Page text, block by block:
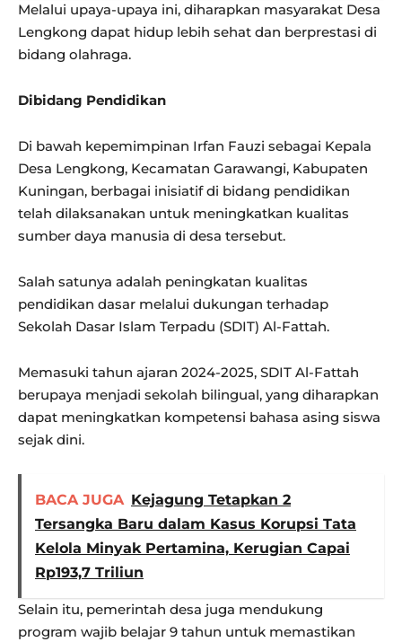
Melalui upaya-upaya ini, diharapkan masyarakat Desa
Lengkong dapat hidup lebih sehat dan berprestasi di
bidang olahraga.
Dibidang Pendidikan
Di bawah kepemimpinan Irfan Fauzi sebagai Kepala
Desa Lengkong, Kecamatan Garawangi, Kabupaten
Kuningan, berbagai inisiatif di bidang pendidikan
telah dilaksanakan untuk meningkatkan kualitas
sumber daya manusia di desa tersebut.
Salah satunya adalah peningkatan kualitas
pendidikan dasar melalui dukungan terhadap
Sekolah Dasar Islam Terpadu (SDIT) Al-Fattah.
Memasuki tahun ajaran 2024-2025, SDIT Al-Fattah
berupaya menjadi sekolah bilingual, yang diharapkan
dapat meningkatkan kompetensi bahasa asing siswa
sejak dini.
BACA JUGA Kejagung Tetapkan 2
Tersangka Baru dalam Kasus Korupsi Tata
Kelola Minyak Pertamina, Kerugian Capai
Rp193,7 Triliun
Selain itu, pemerintah desa juga mendukung
program wajib belajar 9 tahun untuk memastikan